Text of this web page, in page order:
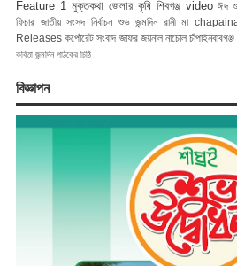
Feature 1 মুক্তকথা জেলার কৃষি শিবগঞ্জ video ঈদ
ফিচার জাতীয় সংসদ নির্বাচন শুভ জন্মদিন রানী মা
Releases কর্পোরেট সংবাদ জাফর জয়নাল নাচোল চাঁপাইনবাবগঞ্জ
কবিতা জন্মদিন পাঠকের চিঠি
বিজ্ঞাপন